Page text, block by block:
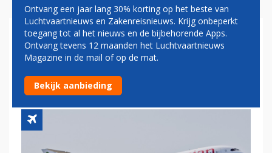
ETHIOPIAN DAGELIJKS NON-
STOP VAN BRUSSEL NAAR
ADDIS ABEBA
Ontvang een jaar lang 30% korting op het beste van
Luchtvaartnieuws en Zakenreisnieuws. Krijg onbeperkt
toegang tot al het nieuws en de bijbehorende Apps.
Ontvang tevens 12 maanden het Luchtvaartnieuws
Magazine in de mail of op de mat.
Bekijk aanbieding